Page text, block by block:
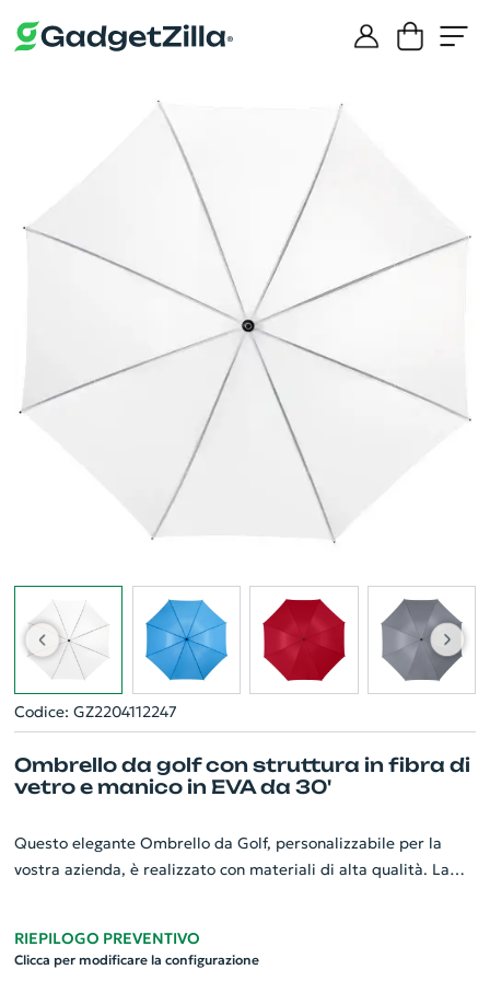
Codice: GZ2204112247
Ombrello da golf con struttura in fibra di
vetro e manico in EVA da 30'
Questo elegante Ombrello da Golf, personalizzabile per la
vostra azienda, è realizzato con materiali di alta qualità. La
durata. Il tessuto in poliestere resistente all'acqua proteggerà
RIEPILOGO PREVENTIVO
Clicca per modificare la configurazione